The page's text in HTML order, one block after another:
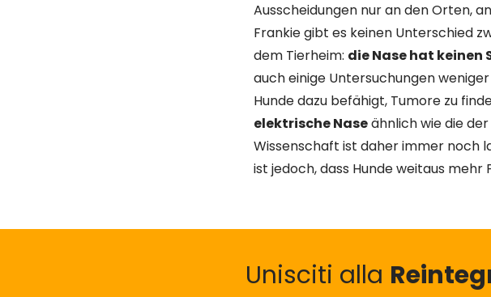
Ausscheidungen nur an den Orten,
Frankie gibt es keinen Unterschied
dem Tierheim: die Nase hat
auch einige Untersuchungen
Hunde dazu befähigt, Tumore zu
elektrische Naseähnlich wie die
Wissenschaft ist daher immer noch
ist jedoch, dass Hunde weitaus
Unisciti alla